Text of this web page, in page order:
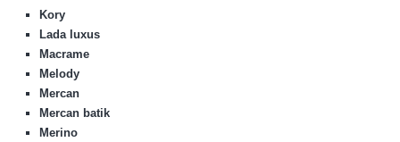
Kory
Lada luxus
Macrame
Melody
Mercan
Mercan batik
Merino